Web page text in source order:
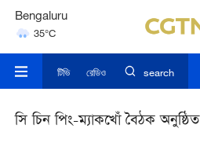
Bengaluru
35°C
Hyderabad
টিভি রেডিও search
সি চিন পিং-ম্যাকখোঁ বৈঠক অনুষ্ঠিত